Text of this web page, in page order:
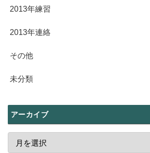
2013年練習
2013年連絡
その他
未分類
アーカイブ